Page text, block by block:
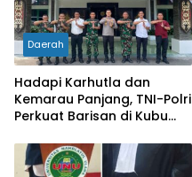
Daerah
Hadapi Karhutla dan
Kemarau Panjang, TNI-Polri
Perkuat Barisan di Kubu